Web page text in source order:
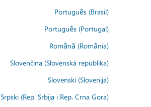
Português (Brasil)
Português (Portugal)
Română (România)
Slovenčina (Slovenská republika)
Slovenski (Slovenija)
Srpski (Rep. Srbija i Rep. Crna Gora)